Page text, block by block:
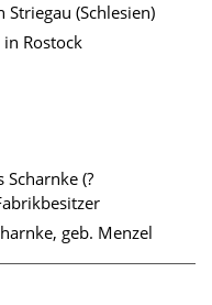
(Schlesien)
Rostock
Scharnke (?
geb. Menzel